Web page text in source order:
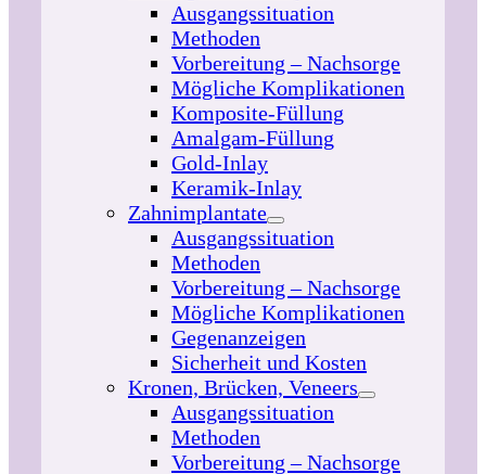
Ausgangssituation
Methoden
Vorbereitung – Nachsorge
Mögliche Komplikationen
Komposite-Füllung
Amalgam-Füllung
Gold-Inlay
Keramik-Inlay
Zahnimplantate
Ausgangssituation
Methoden
Vorbereitung – Nachsorge
Mögliche Komplikationen
Gegenanzeigen
Sicherheit und Kosten
Kronen, Brücken, Veneers
Ausgangssituation
Methoden
Vorbereitung – Nachsorge